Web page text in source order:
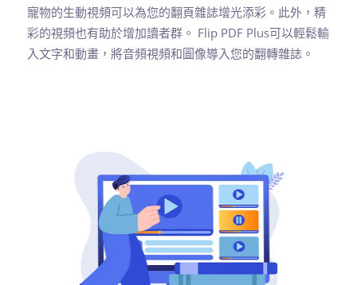
寵物的生動視頻可以為您的翻頁雜誌增光添彩。此外，精
彩的視頻也有助於增加讀者群。 Flip PDF Plus可以輕鬆輸
入文字和動畫，將音頻視頻和圖像導入您的翻轉雜誌。